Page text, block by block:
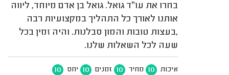
בחרו את עו״ד גואל. גואל בן אדם מיוחד, ליווה
אותנו לאורך כל התהליך במקצועיות רבה
,בעצות טובות והמון סבלנות. והיה זמין בכל
שעה לכל השאלות שלנו.
איכות 10 מחיר 10 זמנים 10 יחס 10